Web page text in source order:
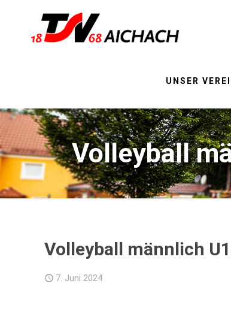
UNSER
Volleyball
Volleyball männlich
7. Juni 2024